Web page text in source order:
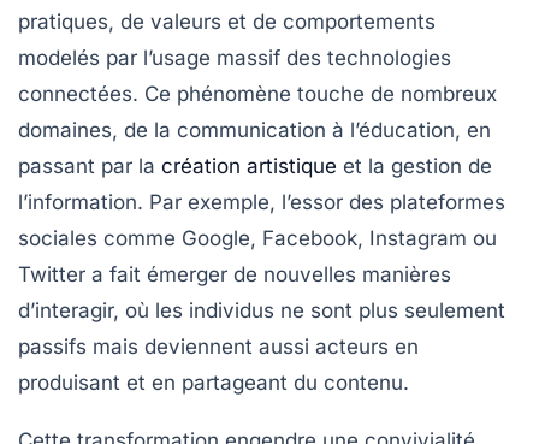
pratiques, de valeurs et de comportements
modelés par l’usage massif des technologies
connectées. Ce phénomène touche de nombreux
domaines, de la communication à l’éducation, en
passant par la création artistique et la gestion de
l’information. Par exemple, l’essor des plateformes
sociales comme Google, Facebook, Instagram ou
Twitter a fait émerger de nouvelles manières
d’interagir, où les individus ne sont plus seulement
passifs mais deviennent aussi acteurs en
produisant et en partageant du contenu.